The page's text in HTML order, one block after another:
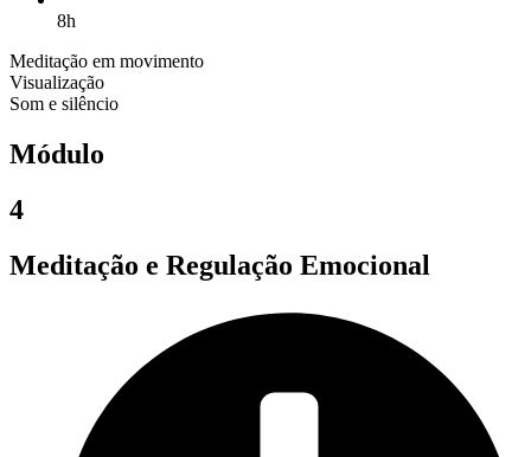
8h
Meditação em movimento
Visualização
Som e silêncio
Módulo
4
Meditação e Regulação Emocional